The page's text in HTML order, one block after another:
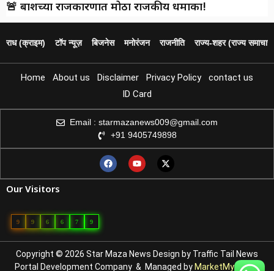
🚨 बार्शीच्या राजकारणात मोठा राजकीय धमाका!
(क्राइम) टॉप न्यूज़ बिजनेस मनोरंजन राजनीति राज्य‑शहर (राज्य समाचार)
Home About us Disclaimer Privacy Policy
contact us
ID Card
Email : starmazanews009@gmail.com
+91 9405749898
Our Visitors
9 9 6 6 7 9
Copyright © 2026 Star Maza News Design by Traffic Tail News
Portal Development Company & Managed by MarketMystique